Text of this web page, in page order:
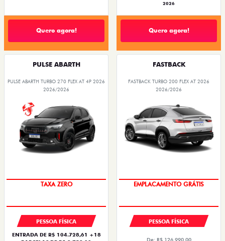
Quero agora!
2026
Quero agora!
PULSE ABARTH
PULSE ABARTH TURBO 270 FLEX AT 4P 2026
2026/2026
SAIA DE FIAT 0KM
PESSOA FÍSICA
ENTRADA DE R$ 104.728,61 +18
FASTBACK
FASTBACK TURBO 200 FLEX AT 2026
2026/2026
OPORTUNIDADE
PESSOA FÍSICA
De: R$ 126.990,00